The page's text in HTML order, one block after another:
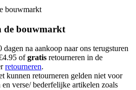
bouwmarkt
de bouwmarkt
na aankoop naar ons terugsturen
ofgratis retourneren in de
retourneren.
kunnen retourneren gelden niet voor
verse/ bederfelijke artikelen zoals